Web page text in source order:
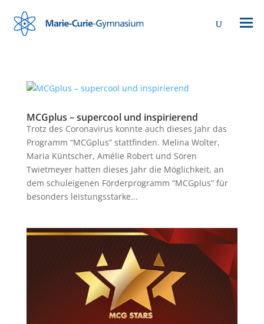
MCGplus – supercool und inspirierend
Trotz des Coronavirus konnte auch dieses Jahr das
Programm “MCGplus” stattfinden. Melina Wolter,
Maria Küntscher, Amélie Robert und Sören
Twietmeyer hatten dieses Jahr die Möglichkeit, an
dem schuleigenen Förderprogramm “MCGplus” für
besonders leistungsstarke...